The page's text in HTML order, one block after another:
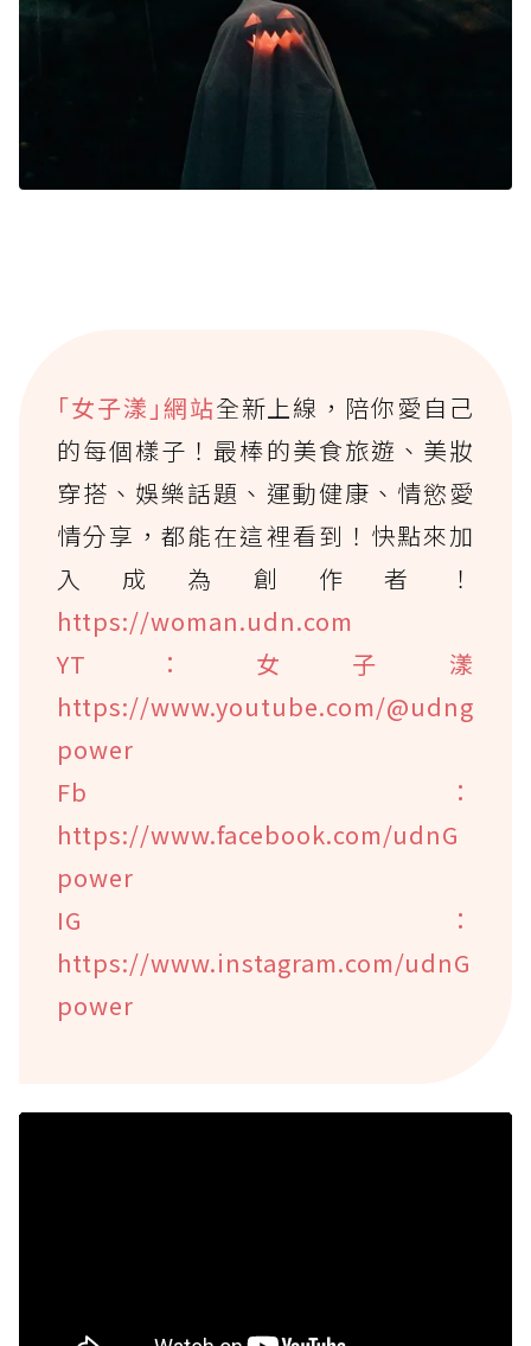
｢女子漾｣網站全新上線，陪你愛自己
的每個樣子！最棒的美食旅遊、美妝
穿搭、娛樂話題、運動健康、情慾愛
情分享，都能在這裡看到！快點來加
入成為創作者！
https://woman.udn.com
YT：女子漾
https://www.youtube.com/@udng
power
Fb：
https://www.facebook.com/udnG
power
IG：
https://www.instagram.com/udnG
power